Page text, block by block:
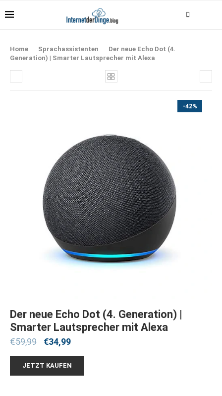
Home Sprachassistenten
Der neue Echo Dot (4.
Generation) | Smarter Lautsprecher mit Alexa
-42%
Der neue Echo Dot (4. Generation) |
Smarter Lautsprecher mit Alexa
€59,99 €34,99
JETZT KAUFEN